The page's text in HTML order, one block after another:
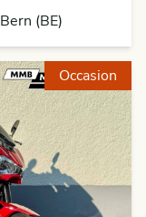
(BE)
Occasion